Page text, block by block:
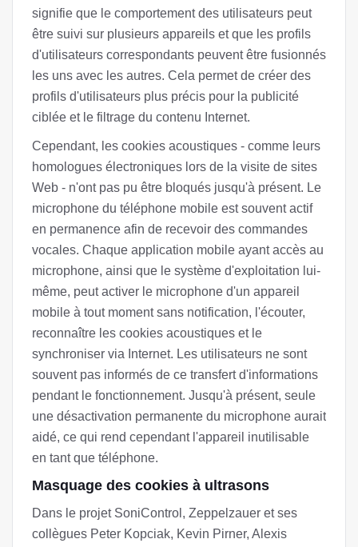
signifie que le comportement des utilisateurs peut
être suivi sur plusieurs appareils et que les profils
d'utilisateurs correspondants peuvent être fusionnés
les uns avec les autres. Cela permet de créer des
profils d'utilisateurs plus précis pour la publicité
ciblée et le filtrage du contenu Internet.
Cependant, les cookies acoustiques - comme leurs
homologues électroniques lors de la visite de sites
Web - n'ont pas pu être bloqués jusqu'à présent. Le
microphone du téléphone mobile est souvent actif
en permanence afin de recevoir des commandes
vocales. Chaque application mobile ayant accès au
microphone, ainsi que le système d'exploitation lui-
même, peut activer le microphone d'un appareil
mobile à tout moment sans notification, l'écouter,
reconnaître les cookies acoustiques et le
synchroniser via Internet. Les utilisateurs ne sont
souvent pas informés de ce transfert d'informations
pendant le fonctionnement. Jusqu'à présent, seule
une désactivation permanente du microphone aurait
aidé, ce qui rend cependant l'appareil inutilisable
en tant que téléphone.
Masquage des cookies à ultrasons
Dans le projet SoniControl, Zeppelzauer et ses
collègues Peter Kopciak, Kevin Pirner, Alexis